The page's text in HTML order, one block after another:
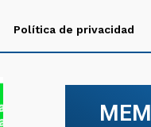
Política de privacidad